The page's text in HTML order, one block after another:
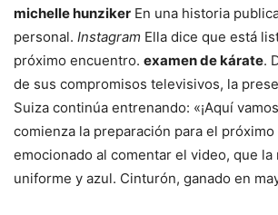
michelle hunziker En una historia
personal. Instagram Ella dice que está
próximo encuentro. examen de kárate.
de sus compromisos televisivos, la
Suiza continúa entrenando: «¡Aquí
comienza la preparación para el
emocionado al comentar el video, que la
uniforme y azul. Cinturón, ganado en